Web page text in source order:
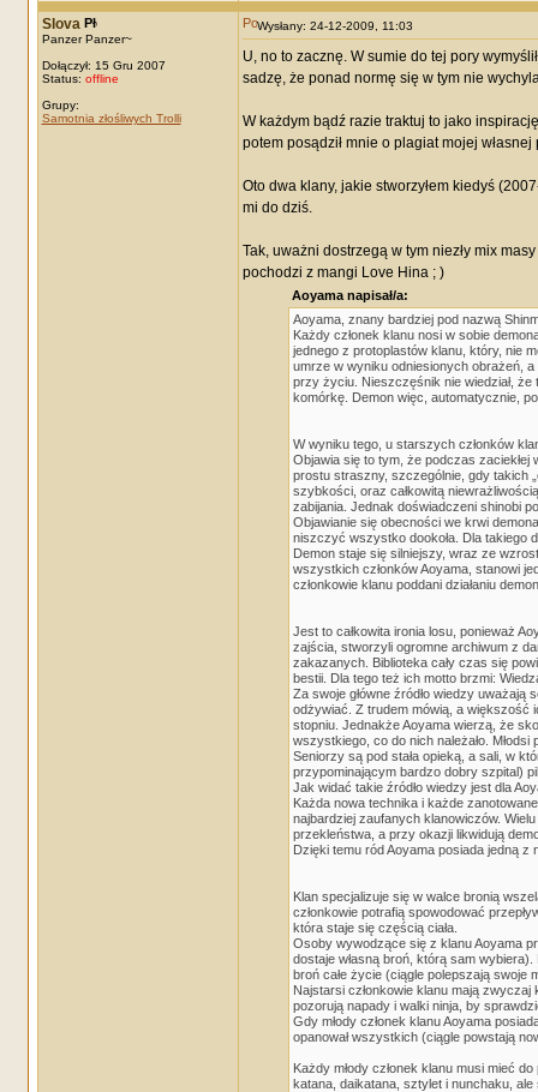
Slova
Panzer Panzer~
Dołączył: 15 Gru 2007
Status: offline
Grupy:
Samotnia złośliwych Trolli
Wysłany: 24-12-2009, 11:03
U, no to zacznę. W sumie do tej pory
sadzę, że ponad normę się w tym nie
W każdym bądź razie traktuj to jako
potem posądził mnie o plagiat mojej własnej
Oto dwa klany, jakie stworzyłem kiedyś
mi do dziś.
Tak, uważni dostrzegą w tym niezły mix
pochodzi z mangi Love Hina ; )
Aoyama napisał/a:
Aoyama, znany bardziej pod nazwą
Każdy członek klanu nosi w sobie
jednego z protoplastów klanu, który, nie
umrze w wyniku odniesionych obrażeń, a
przy życiu. Nieszczęśnik nie wiedział,
komórkę. Demon więc, automatycznie,
W wyniku tego, u starszych członków
Objawia się to tym, że podczas zaciekłej
prostu straszny, szczególnie, gdy takich
szybkości, oraz całkowitą
zabijania. Jednak doświadczeni shinobi
Objawianie się obecności we krwi
niszczyć wszystko dookoła. Dla takiego
Demon staje się silniejszy, wraz ze
wszystkich członków Aoyama, stanowi
członkowie klanu poddani działaniu
Jest to całkowita ironia losu, ponieważ
zajścia, stworzyli ogromne archiwum z
zakazanych. Biblioteka cały czas się
bestii. Dla tego też ich motto brzmi:
Za swoje główne źródło wiedzy
odżywiać. Z trudem mówią, a większość
stopniu. Jednakże Aoyama wierzą, że
wszystkiego, co do nich należało.
Seniorzy są pod stała opieką, a sali, w
przypominającym bardzo dobry szpital)
Jak widać takie źródło wiedzy jest dla
Każda nowa technika i każde
najbardziej zaufanych klanowiczów.
przekleństwa, a przy okazji likwidują
Dzięki temu ród Aoyama posiada jedną z
Klan specjalizuje się w walce bronią
członkowie potrafią spowodować
która staje się częścią ciała.
Osoby wywodzące się z klanu Aoyama
dostaje własną broń, którą sam
broń całe życie (ciągle polepszają swoje
Najstarsi członkowie klanu mają
pozorują napady i walki ninja, by
Gdy młody członek klanu Aoyama
opanował wszystkich (ciągle powstają
Każdy młody członek klanu musi mieć
katana, daikatana, sztylet i nunchaku,